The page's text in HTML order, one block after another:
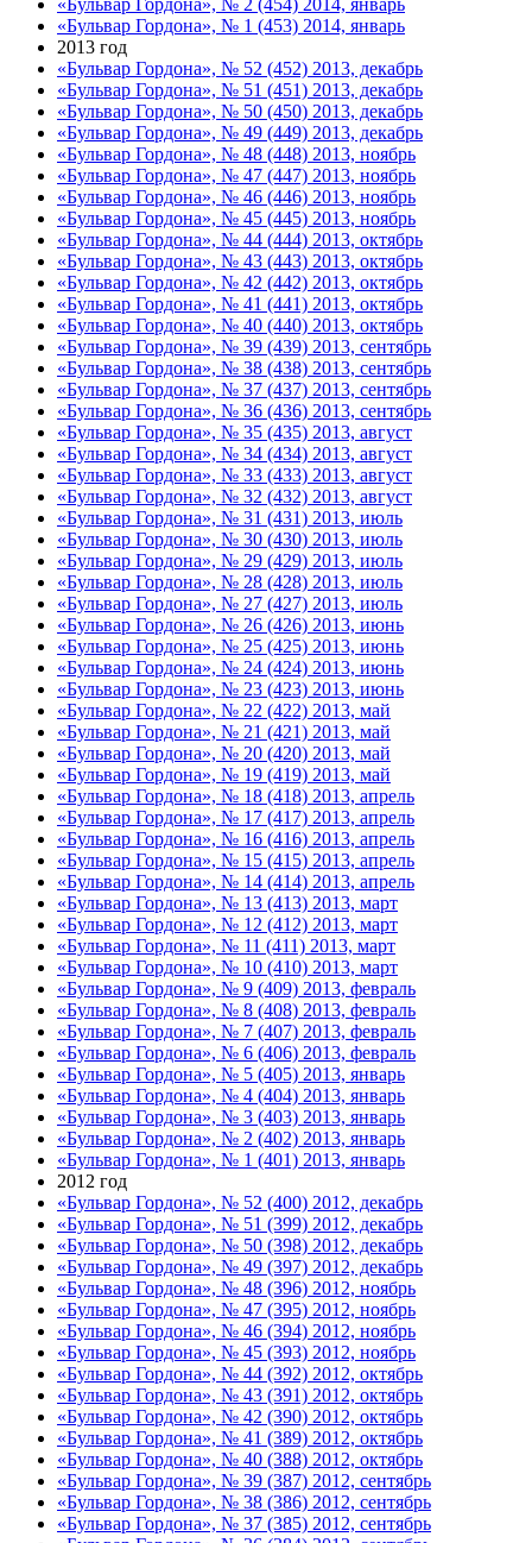
«Бульвар Гордона», № 1 (453) 2014, январь
2013 год
«Бульвар Гордона», № 52 (452) 2013, декабрь
«Бульвар Гордона», № 51 (451) 2013, декабрь
«Бульвар Гордона», № 50 (450) 2013, декабрь
«Бульвар Гордона», № 49 (449) 2013, декабрь
«Бульвар Гордона», № 48 (448) 2013, ноябрь
«Бульвар Гордона», № 47 (447) 2013, ноябрь
«Бульвар Гордона», № 46 (446) 2013, ноябрь
«Бульвар Гордона», № 45 (445) 2013, ноябрь
«Бульвар Гордона», № 44 (444) 2013, октябрь
«Бульвар Гордона», № 43 (443) 2013, октябрь
«Бульвар Гордона», № 42 (442) 2013, октябрь
«Бульвар Гордона», № 41 (441) 2013, октябрь
«Бульвар Гордона», № 40 (440) 2013, октябрь
«Бульвар Гордона», № 39 (439) 2013, сентябрь
«Бульвар Гордона», № 38 (438) 2013, сентябрь
«Бульвар Гордона», № 37 (437) 2013, сентябрь
«Бульвар Гордона», № 36 (436) 2013, сентябрь
«Бульвар Гордона», № 35 (435) 2013, август
«Бульвар Гордона», № 34 (434) 2013, август
«Бульвар Гордона», № 33 (433) 2013, август
«Бульвар Гордона», № 32 (432) 2013, август
«Бульвар Гордона», № 31 (431) 2013, июль
«Бульвар Гордона», № 30 (430) 2013, июль
«Бульвар Гордона», № 29 (429) 2013, июль
«Бульвар Гордона», № 28 (428) 2013, июль
«Бульвар Гордона», № 27 (427) 2013, июль
«Бульвар Гордона», № 26 (426) 2013, июнь
«Бульвар Гордона», № 25 (425) 2013, июнь
«Бульвар Гордона», № 24 (424) 2013, июнь
«Бульвар Гордона», № 23 (423) 2013, июнь
«Бульвар Гордона», № 22 (422) 2013, май
«Бульвар Гордона», № 21 (421) 2013, май
«Бульвар Гордона», № 20 (420) 2013, май
«Бульвар Гордона», № 19 (419) 2013, май
«Бульвар Гордона», № 18 (418) 2013, апрель
«Бульвар Гордона», № 17 (417) 2013, апрель
«Бульвар Гордона», № 16 (416) 2013, апрель
«Бульвар Гордона», № 15 (415) 2013, апрель
«Бульвар Гордона», № 14 (414) 2013, апрель
«Бульвар Гордона», № 13 (413) 2013, март
«Бульвар Гордона», № 12 (412) 2013, март
«Бульвар Гордона», № 11 (411) 2013, март
«Бульвар Гордона», № 10 (410) 2013, март
«Бульвар Гордона», № 9 (409) 2013, февраль
«Бульвар Гордона», № 8 (408) 2013, февраль
«Бульвар Гордона», № 7 (407) 2013, февраль
«Бульвар Гордона», № 6 (406) 2013, февраль
«Бульвар Гордона», № 5 (405) 2013, январь
«Бульвар Гордона», № 4 (404) 2013, январь
«Бульвар Гордона», № 3 (403) 2013, январь
«Бульвар Гордона», № 2 (402) 2013, январь
«Бульвар Гордона», № 1 (401) 2013, январь
2012 год
«Бульвар Гордона», № 52 (400) 2012, декабрь
«Бульвар Гордона», № 51 (399) 2012, декабрь
«Бульвар Гордона», № 50 (398) 2012, декабрь
«Бульвар Гордона», № 49 (397) 2012, декабрь
«Бульвар Гордона», № 48 (396) 2012, ноябрь
«Бульвар Гордона», № 47 (395) 2012, ноябрь
«Бульвар Гордона», № 46 (394) 2012, ноябрь
«Бульвар Гордона», № 45 (393) 2012, ноябрь
«Бульвар Гордона», № 44 (392) 2012, октябрь
«Бульвар Гордона», № 43 (391) 2012, октябрь
«Бульвар Гордона», № 42 (390) 2012, октябрь
«Бульвар Гордона», № 41 (389) 2012, октябрь
«Бульвар Гордона», № 40 (388) 2012, октябрь
«Бульвар Гордона», № 39 (387) 2012, сентябрь
«Бульвар Гордона», № 38 (386) 2012, сентябрь
«Бульвар Гордона», № 37 (385) 2012, сентябрь